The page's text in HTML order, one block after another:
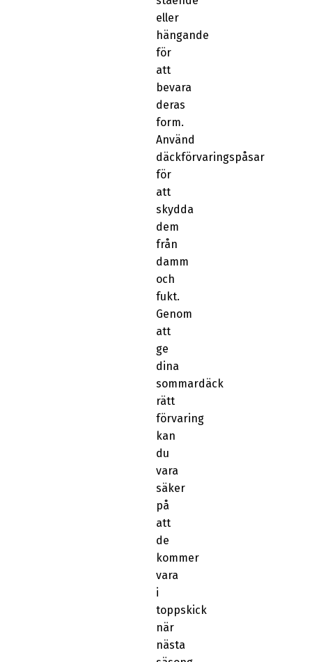
eller
hängande
för
att
bevara
deras
form.
Använd
däckförvaringspåsar
för
att
skydda
dem
från
damm
och
fukt.
Genom
att
ge
dina
sommardäck
rätt
förvaring
kan
du
vara
säker
på
att
de
kommer
vara
i
toppskick
när
nästa